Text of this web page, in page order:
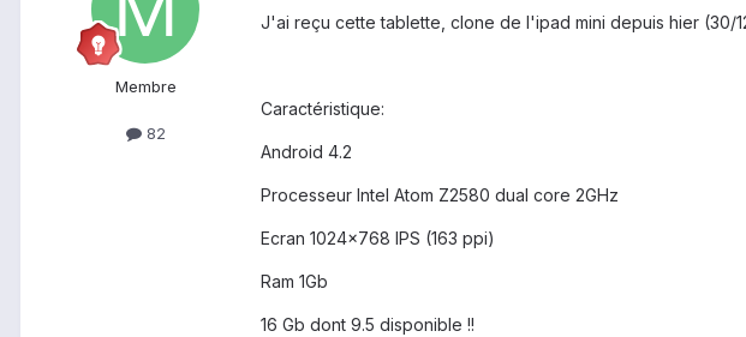
Membre
82
J'ai reçu cette tablette, clone de l'ipad mini depuis hier (30/
Caractéristique:
Android 4.2
Processeur Intel Atom Z2580 dual core 2GHz
Ecran 1024x768 IPS (163 ppi)
Ram 1Gb
16 Gb dont 9.5 disponible !!